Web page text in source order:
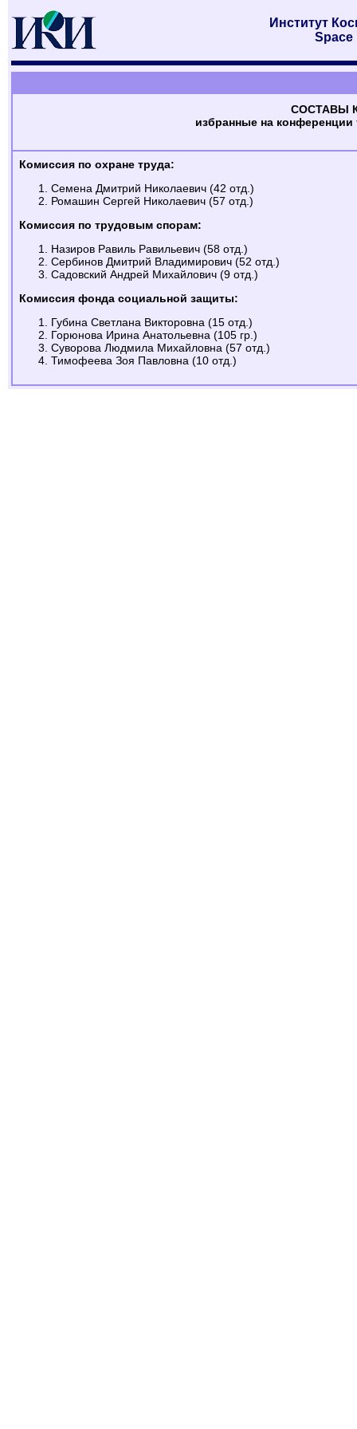
Институт
Space
СОСТАВЫ
избранные на конференции
Комиссия по охране труда:
Семена Дмитрий Николаевич (42 отд.)
Ромашин Сергей Николаевич (57 отд.)
Комиссия по трудовым спорам:
Назиров Равиль Равильевич (58 отд.)
Сербинов Дмитрий Владимирович (52 отд.)
Садовский Андрей Михайлович (9 отд.)
Комиссия фонда социальной защиты:
Губина Светлана Викторовна (15 отд.)
Горюнова Ирина Анатольевна (105 гр.)
Суворова Людмила Михайловна (57 отд.)
Тимофеева Зоя Павловна (10 отд.)